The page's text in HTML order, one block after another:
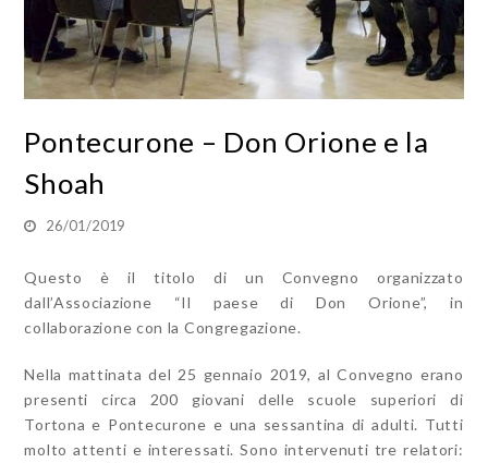
Pontecurone – Don Orione e la
Shoah
26/01/2019
Questo è il titolo di un Convegno organizzato
dall’Associazione “Il paese di Don Orione”, in
collaborazione con la Congregazione.
Nella mattinata del 25 gennaio 2019, al Convegno erano
presenti circa 200 giovani delle scuole superiori di
Tortona e Pontecurone e una sessantina di adulti. Tutti
molto attenti e interessati. Sono intervenuti tre relatori: